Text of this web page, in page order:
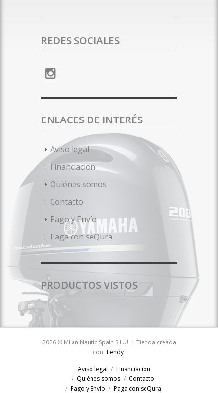
REDES SOCIALES
ENLACES DE INTERÉS
Aviso legal
Financiacion
Quiénes somos
Contacto
Pago y Envío
Paga con seQura
PRODUCTOS VISTOS
2026 © Milan Nautic Spain S.L.U. | Tienda creada
con tiendy
Aviso legal
Financiacion
Quiénes somos
Contacto
Pago y Envío
Paga con seQura